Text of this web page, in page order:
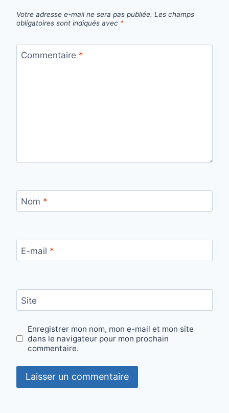
Votre adresse e-mail ne sera pas publiée. Les champs
obligatoires sont indiqués avec *
Commentaire *
Nom *
E-mail *
Site
Enregistrer mon nom, mon e-mail et mon site
dans le navigateur pour mon prochain
commentaire.